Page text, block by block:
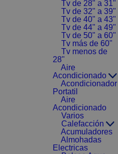
Tv de 28" a 31"
Tv de 32" a 39"
Tv de 40" a 43"
Tv de 44" a 49"
Tv de 50" a 60"
Tv más de 60"
Tv menos de
28"
Aire
Acondicionado
Acondicionador
Portatil
Aire
Acondicionado
Varios
Calefacción
Acumuladores
Almohadas
Electricas